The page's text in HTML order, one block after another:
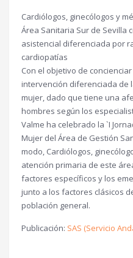
Cardiólogos, ginecólogos y
Área Sanitaria Sur de Sevilla
asistencial diferenciada por
cardiopatías
Con el objetivo de
intervención diferenciada de
mujer, dado que tiene una
hombres según los
Valme ha celebrado la `I
Mujer del Área de Gestión
modo, Cardiólogos,
atención primaria de este
factores específicos y los
junto a los factores clásicos
población general.
Publicación: SAS (Servicio